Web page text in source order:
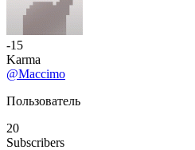
-15
Karma
@Maccimo
Пользователь
20
Subscribers